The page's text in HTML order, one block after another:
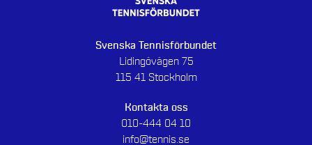
Svenska Tennisförbundet
Lidingövägen 75
115 41 Stockholm
Kontakta oss
010-444 04 10
info@tennis.se